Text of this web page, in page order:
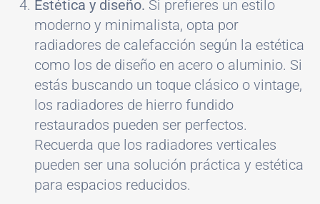
Estética y diseño. Si prefieres un estilo
moderno y minimalista, opta por
radiadores de calefacción según la estética
como los de diseño en acero o aluminio. Si
estás buscando un toque clásico o vintage,
los radiadores de hierro fundido
restaurados pueden ser perfectos.
Recuerda que los radiadores verticales
pueden ser una solución práctica y estética
para espacios reducidos.